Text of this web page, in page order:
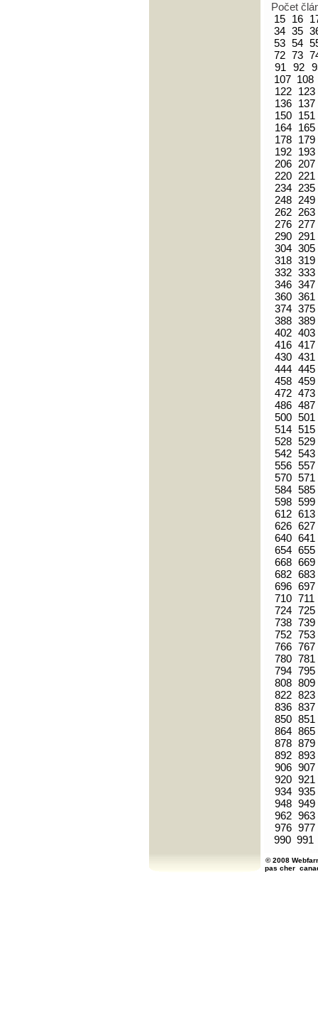
Počet
15 16
34 35
53 54
72 73
91
92
107 108
122
123
136
137
150
151
164
165
178
179
192
193
206 207
220
221
234
235
248
249
262
263
276
277
290
291
304 305
318 319
332 333
346 347
360 361
374 375
388 389
402 403
416 417
430 431
444 445
458 459
472 473
486 487
500 501
514 515
528 529
542 543
556 557
570 571
584 585
598 599
612 613
626 627
640 641
654 655
668 669
682 683
696 697
710 711
724 725
738 739
752 753
766 767
780 781
794 795
808 809
822 823
836 837
850 851
864 865
878 879
892 893
906 907
920 921
934 935
948 949
962 963
976 977
990 991
© 2008
pas cher